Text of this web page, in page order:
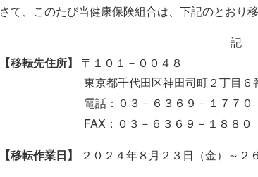
さて、このたび当健康保険組合は、下記のとおり
記
【移転先住所】
〒１０１－００４８
東京都千代田区神田司町２丁目
電話：０３－６３６９－１７７０
FAX：０３－６３６９－１８８０
【移転作業日】
２０２４年８月２３日（金）～２